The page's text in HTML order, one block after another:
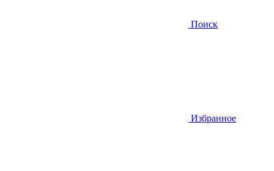
Поиск
Избранное